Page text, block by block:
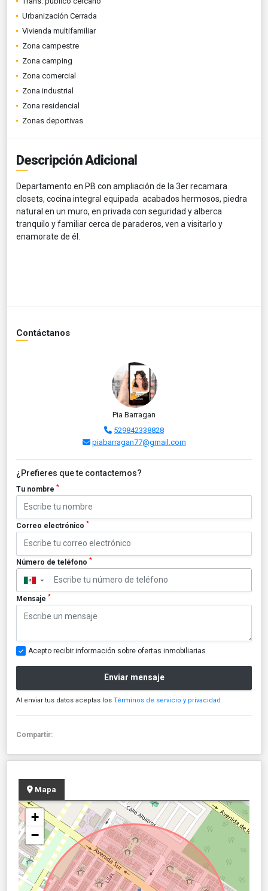
Urbanización Cerrada
Vivienda multifamiliar
Zona campestre
Zona camping
Zona comercial
Zona industrial
Zona residencial
Zonas deportivas
Descripción Adicional
Departamento en PB con ampliación de la 3er recamara
closets, cocina integral equipada acabados hermosos, piedra
natural en un muro, en privada con seguridad y alberca
tranquilo y familiar cerca de paraderos, ven a visitarlo y
enamorate de él.
Contáctanos
Pia Barragan
529842338828
piabarragan77@gmail.com
¿Prefieres que te contactemos?
Tu nombre *
Correo electrónico *
Número de teléfono *
▼
Mensaje *
Acepto recibir información sobre ofertas inmobiliarias
Enviar mensaje
Al enviar tus datos aceptas los Términos de servicio y privacidad
Compartir:
Mapa
+
−